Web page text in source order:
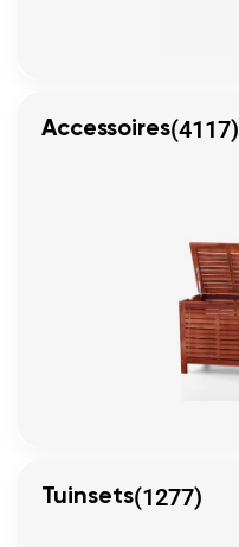
Accessoires(4117)
Tuinsets(1277)